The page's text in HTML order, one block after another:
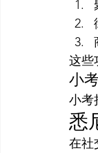
这些
小
小考
悉
在社